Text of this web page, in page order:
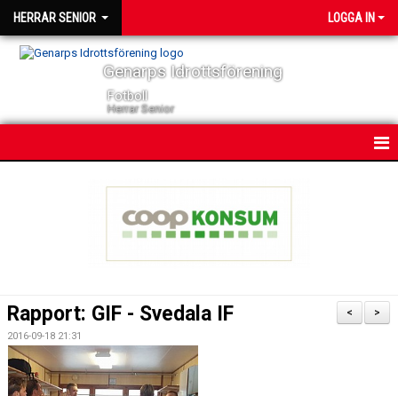
HERRAR SENIOR LOGGA IN
Genarps Idrottsförening
Fotboll
Herrar Senior
TRUPPEN
SERIER
>
<
Rapport: GIF - Svedala IF
2016-09-18 21:31